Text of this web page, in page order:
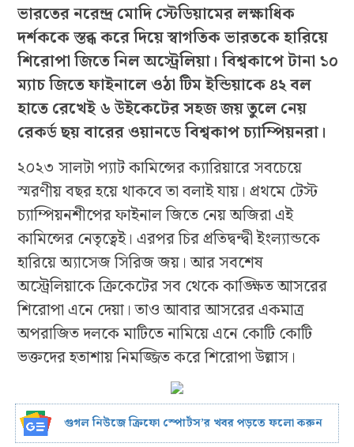
ভারতের নরেন্দ্র মোদি স্টেডিয়ামের লক্ষাধিক
দর্শককে স্তব্ধ করে দিয়ে স্বাগতিক ভারতকে হারিয়ে
শিরোপা জিতে নিল অস্ট্রেলিয়া। বিশ্বকাপে টানা ১০
ম্যাচ জিতে ফাইনালে ওঠা টিম ইন্ডিয়াকে ৪২ বল
হাতে রেখেই ৬ উইকেটের সহজ জয় তুলে নেয়
রেকর্ড ছয় বারের ওয়ানডে বিশ্বকাপ চ্যাম্পিয়নরা।
২০২৩ সালটা প্যাট কামিন্সের ক্যারিয়ারে সবচেয়ে
স্মরণীয় বছর হয়ে থাকবে তা বলাই যায়। প্রথমে টেস্ট
চ্যাম্পিয়নশীপের ফাইনাল জিতে নেয় অজিরা এই
কামিন্সের নেতৃত্বেই। এরপর চির প্রতিদ্বন্দ্বী ইংল্যান্ডকে
হারিয়ে অ্যাসেজ সিরিজ জয়। আর সবশেষ
অস্ট্রেলিয়াকে ক্রিকেটের সব থেকে কাঙ্ক্ষিত আসরের
শিরোপা এনে দেয়া। তাও আবার আসরের একমাত্র
অপরাজিত দলকে মাটিতে নামিয়ে এনে কোটি কোটি
ভক্তদের হতাশায় নিমজ্জিত করে শিরোপা উল্লাস।
গুগল নিউজে ক্রিফো স্পোর্টস’র খবর পড়তে ফলো করুন